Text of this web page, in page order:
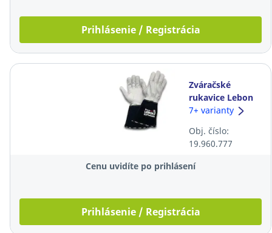
Prihlásenie / Registrácia
Zváračské
rukavice Lebon
Softwelder,
12 párov
7+ varianty
Obj. číslo:
19.960.777
Cenu uvidíte po prihlásení
Prihlásenie / Registrácia